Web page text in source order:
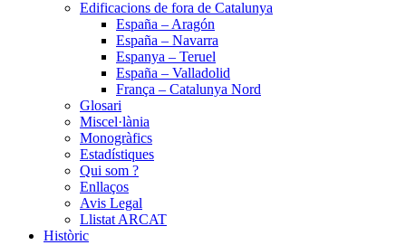
Edificacions de fora de Catalunya
España – Aragón
España – Navarra
Espanya – Teruel
España – Valladolid
França – Catalunya Nord
Glosari
Miscel·lània
Monogràfics
Estadístiques
Qui som ?
Enllaços
Avis Legal
Llistat ARCAT
Històric